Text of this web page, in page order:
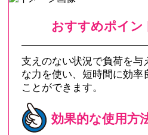
おすすめポイン
支えのない状況で負荷を与
な力を使い、短時間に効率
ことができます。
効果的な使用方